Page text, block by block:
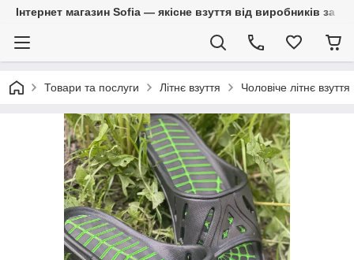
Інтернет магазин Sofia — якісне взуття від виробників за
Товари та послуги Літнє взуття Чоловіче літнє взуття